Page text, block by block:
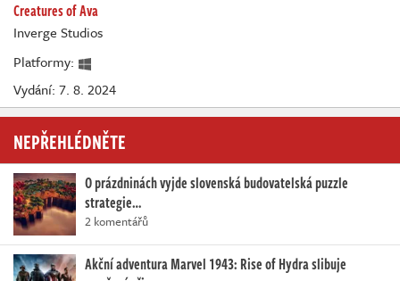
Creatures of Ava
Inverge Studios
Platformy:
Vydání: 7. 8. 2024
NEPŘEHLÉDNĚTE
O prázdninách vyjde slovenská budovatelská puzzle
strategie…
2 komentářů
Akční adventura Marvel 1943: Rise of Hydra slibuje